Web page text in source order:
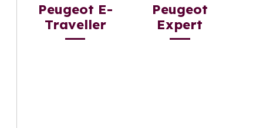
Peugeot E-
Traveller
Peugeot
Expert